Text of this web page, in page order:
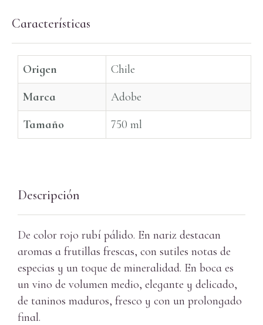
Características
Origen
Chile
Marca
Adobe
Tamaño
750 ml
Descripción
De color rojo rubí pálido. En nariz destacan
aromas a frutillas frescas, con sutiles notas de
especias y un toque de mineralidad. En boca es
un vino de volumen medio, elegante y delicado,
de taninos maduros, fresco y con un prolongado
final.